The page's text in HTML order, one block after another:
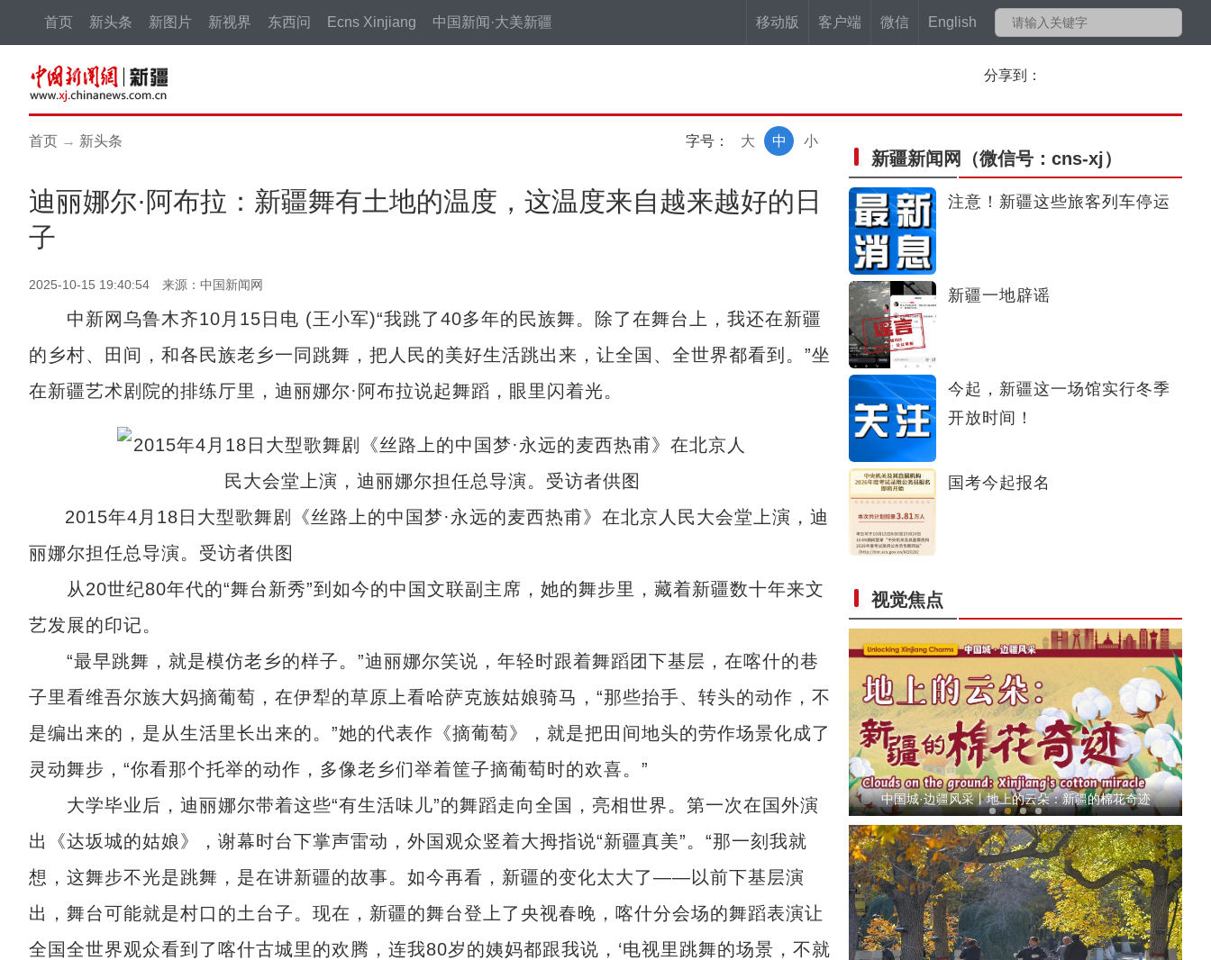
移动版 客户端 微信 English
首页 新头条 新图片 新视界 东西问 Ecns Xinjiang 中国新闻·大美新疆
分享到：
首页 → 新头条 字号： 小
中
大
迪丽娜尔·阿布拉：新疆舞有土地的温度，这温度来自越来越好的日
子
2025-10-15 19:40:54 来源：中国新闻网
中新网乌鲁木齐10月15日电 (王小军)“我跳了40多年的民族舞。除了在舞台上，我还在新疆
的乡村、田间，和各民族老乡一同跳舞，把人民的美好生活跳出来，让全国、全世界都看到。”坐
在新疆艺术剧院的排练厅里，迪丽娜尔·阿布拉说起舞蹈，眼里闪着光。
2015年4月18日大型歌舞剧《丝路上的中国梦·永远的麦西热甫》在北京人民大会堂上演，迪
丽娜尔担任总导演。受访者供图
从20世纪80年代的“舞台新秀”到如今的中国文联副主席，她的舞步里，藏着新疆数十年来文
艺发展的印记。
“最早跳舞，就是模仿老乡的样子。”迪丽娜尔笑说，年轻时跟着舞蹈团下基层，在喀什的巷
子里看维吾尔族大妈摘葡萄，在伊犁的草原上看哈萨克族姑娘骑马，“那些抬手、转头的动作，不
是编出来的，是从生活里长出来的。”她的代表作《摘葡萄》，就是把田间地头的劳作场景化成了
灵动舞步，“你看那个托举的动作，多像老乡们举着筐子摘葡萄时的欢喜。”
大学毕业后，迪丽娜尔带着这些“有生活味儿”的舞蹈走向全国，亮相世界。第一次在国外演
出《达坂城的姑娘》，谢幕时台下掌声雷动，外国观众竖着大拇指说“新疆真美”。“那一刻我就
想，这舞步不光是跳舞，是在讲新疆的故事。如今再看，新疆的变化太大了——以前下基层演
出，舞台可能就是村口的土台子。现在，新疆的舞台登上了央视春晚，喀什分会场的舞蹈表演让
全国全世界观众看到了喀什古城里的欢腾，连我80岁的姨妈都跟我说，‘电视里跳舞的场景，不就
新疆新闻网 （微信号：cns-xj）
注意！新疆这些旅客列车停运
新疆一地辟谣
今起，新疆这一场馆实行冬季
开放时间！
国考今起报名
视觉焦点
莎车4800亩榅桲喜获丰收 “金果果”铺就乡村振兴甜蜜路
读懂中国·阿克苏的甜蜜故事｜柯柯牙三代人的绿色接力
中国城·边疆风采丨地上的云朵：新疆的棉花奇迹